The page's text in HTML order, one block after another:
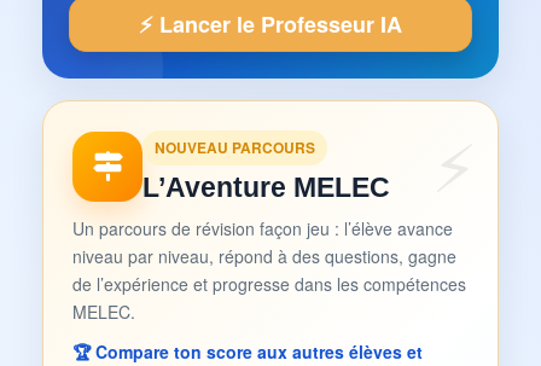
⚡ Lancer le Professeur IA
NOUVEAU PARCOURS
L’Aventure MELEC
Un parcours de révision façon jeu : l’élève avance
niveau par niveau, répond à des questions, gagne
de l’expérience et progresse dans les compétences
MELEC.
🏆 Compare ton score aux autres élèves et